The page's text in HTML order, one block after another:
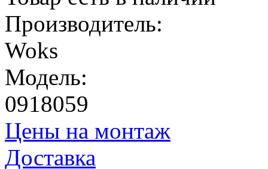
Производитель:
Woks
Модель:
0918059
Цены на монтаж
Доставка